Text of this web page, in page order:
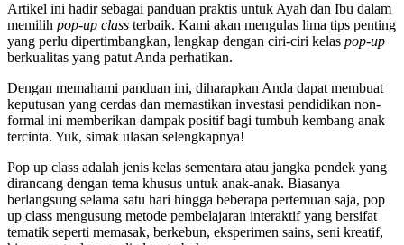
Artikel ini hadir sebagai panduan praktis untuk Ayah dan Ibu dalam
memilih pop-up class terbaik. Kami akan mengulas lima tips penting
yang perlu dipertimbangkan, lengkap dengan ciri-ciri kelas pop-up
berkualitas yang patut Anda perhatikan.
Dengan memahami panduan ini, diharapkan Anda dapat membuat
keputusan yang cerdas dan memastikan investasi pendidikan non-
formal ini memberikan dampak positif bagi tumbuh kembang anak
tercinta. Yuk, simak ulasan selengkapnya!
Pop up class adalah jenis kelas sementara atau jangka pendek yang
dirancang dengan tema khusus untuk anak-anak. Biasanya
berlangsung selama satu hari hingga beberapa pertemuan saja, pop
up class mengusung metode pembelajaran interaktif yang bersifat
tematik seperti memasak, berkebun, eksperimen sains, seni kreatif,